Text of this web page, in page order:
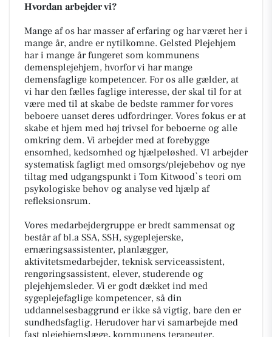
Hvordan arbejder vi?
Mange af os har masser af erfaring og har været her i
mange år, andre er nytilkomne. Gelsted Plejehjem
har i mange år fungeret som kommunens
demensplejehjem, hvorfor vi har mange
demensfaglige kompetencer. For os alle gælder, at
vi har den fælles faglige interesse, der skal til for at
være med til at skabe de bedste rammer for vores
beboere uanset deres udfordringer. Vores fokus er at
skabe et hjem med høj trivsel for beboerne og alle
omkring dem. Vi arbejder med at forebygge
ensomhed, kedsomhed og hjælpeløshed. VI arbejder
systematisk fagligt med omsorgs/plejebehov og nye
tiltag med udgangspunkt i Tom Kitwood`s teori om
psykologiske behov og analyse ved hjælp af
refleksionsrum.
Vores medarbejdergruppe er bredt sammensat og
består af bl.a SSA, SSH, sygeplejerske,
ernæringsassistenter, planlægger,
aktivitetsmedarbejder, teknisk serviceassistent,
rengøringsassistent, elever, studerende og
plejehjemsleder. Vi er godt dækket ind med
sygeplejefaglige kompetencer, så din
uddannelsesbaggrund er ikke så vigtig, bare den er
sundhedsfaglig. Herudover har vi samarbejde med
fast plejehjemslæge, kommunens terapeuter,